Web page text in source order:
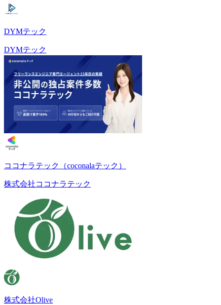
DYMテック
DYMテック
ココナラテック（coconalaテック）
株式会社ココナラテック
株式会社Olive